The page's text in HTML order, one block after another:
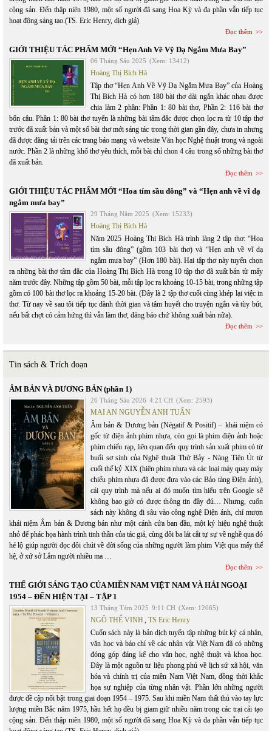
cộng sản. Đến thập niên 1980, một số người đã sang Hoa Kỳ và đa phần vẫn tiếp tục
hoạt động sáng tạo.(TS. Eric Henry, dịch giả)
Đọc thêm
GIỚI THIỆU TÁC PHẨM MỚI “Hẹn Anh Về Vỹ Dạ Ngắm Mưa Bay”
06 Tháng Sáu 2025 (Xem: 13412)
Hoàng Thị Bích Hà
Tập thơ “Hẹn Anh Về Vỹ Dạ Ngắm Mưa Bay” của Hoàng
Thị Bích Hà có hơn 180 bài thơ dài ngắn khác nhau được
chia làm 2 phần: Phần 1: 80 bài thơ, Phần 2: 116 bài thơ
bốn câu. Phần 1: 80 bài thơ tuyển là những bài tâm đắc được chọn lọc ra từ 10 tập thơ
trước đã xuất bản và một số bài thơ mới sáng tác trong thời gian gần đây, chưa in nhưng
đã được đăng tải trên các trang báo mạng và website Văn học Nghệ thuật trong và ngoài
nước. Phần 2 là những khổ thơ yêu thích, mỗi bài chỉ chon 4 câu trong số những bài thơ
đã xuất bản.
Đọc thêm
GIỚI THIỆU TÁC PHẨM MỚI “Hoa tím sầu đông” và “Hẹn anh về vĩ dạ
ngắm mưa bay”
29 Tháng Năm 2025 (Xem: 15233)
Hoàng Thị Bích Hà
Năm 2025 Hoàng Thị Bích Hà trình làng 2 tập thơ: “Hoa
tím sầu đông” (gồm 103 bài thơ) và “Hẹn anh về vĩ dạ
ngắm mưa bay” (Hơn 180 bài). Hai tập thơ này tuyển chọn
ra những bài thơ tâm đắc của Hoàng Thị Bích Hà trong 10 tập thơ đã xuất bản từ mấy
năm trước đây. Những tập gồm 50 bài, mỗi tập lọc ra khoảng 10-15 bài, trong những tập
gồm có 100 bài thơ lọc ra khoảng 15-20 bài. (Đây là 2 tập thơ cuối cùng khép lại việc in
thơ. Từ nay về sau tôi tiếp tục dành thời gian và tâm huyết cho truyện ngắn và tùy bút,
nếu bất chợt có cảm hứng thì vẫn làm thơ, đăng báo chứ không xuất bản nữa).
Đọc thêm
Tin sách & Trích đoạn
ÂM BẢN VÀ DƯƠNG BẢN (phần 1)
26 Tháng Sáu 2026 4:21 CH (Xem: 2593)
MAI AN NGUYỄN ANH TUẤN
Âm bản & Dương bản (Négatif & Positif) – khái niệm có
gốc từ điện ảnh phim nhựa, còn gọi là phim điện ảnh hoặc
phim chiếu rạp, liên quan đến quy trình sản xuất phim có từ
buổi sơ sinh của Nghệ thuật Thứ Bảy - Nàng Tiên Út từ
cuối thế kỷ XIX (hiện phim nhựa và các loại máy quay máy
chiếu phim nhựa đã được đưa vào các Bảo tàng Điện ảnh),
cái quy trình mà nếu ai đó muốn tìm hiểu trên Google sẽ
không bao giờ có được thông tin đầy đủ… Nhưng, cuốn
sách này không đi sâu vào công nghệ Điện ảnh, chỉ mượn
khái niệm Âm bản & Dương bản như một cánh cửa ban đầu, một ký hiệu nghệ thuật
nhỏ để phác họa hành trình tinh thần của tác giả, cùng đôi ba lát cắt tự sự về nghề qua đó
hé lộ giúp người đọc đôi chút về đời sống của những người làm phim Việt qua mấy thế
hệ, ở xứ sở Lắm người nhiều ma …
Đọc thêm
THẾ GIỚI SÁNG TẠO CỦA MIỀN NAM VIỆT NAM VÀ HẢI NGOẠI
1954 – ĐẾN HIỆN TẠI – TẬP 1
13 Tháng Tám 2025 9:11 CH (Xem: 12065)
NGÔ THẾ VINH, TS Eric Henry
Cuốn sách này là bản dịch tuyển tập những bút ký cá nhân,
văn học và báo chí về các nhân vật Việt Nam đã có những
đóng góp đáng kể cho văn học, nghệ thuật và khoa học.
Đây là một nguồn tư liệu phong phú về lịch sử xã hội, văn
hóa và chính trị của miền Nam Việt Nam, đồng thời khắc
họa sự nghiệp của từng nhân vật. Phần lớn những người
được đề cập nổi bật trong giai đoạn 1954 – 1975. Sau khi miền Nam thất thủ vào tay lực
lượng miền Bắc năm 1975, hầu hết họ đều bị giam giữ nhiều năm trong các trại cải tạo
cộng sản. Đến thập niên 1980, một số người đã sang Hoa Kỳ và đa phần vẫn tiếp tục